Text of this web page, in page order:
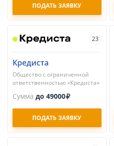
ПОДАТЬ ЗАЯВКУ
23
Кредиста
Общество с ограниченной
ответственностью «Кредиста»
Сумма до 49000
ПОДАТЬ ЗАЯВКУ